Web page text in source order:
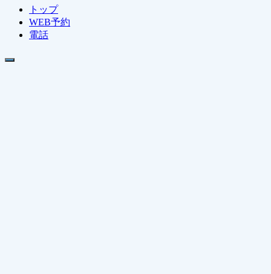
トップ
WEB予約
電話